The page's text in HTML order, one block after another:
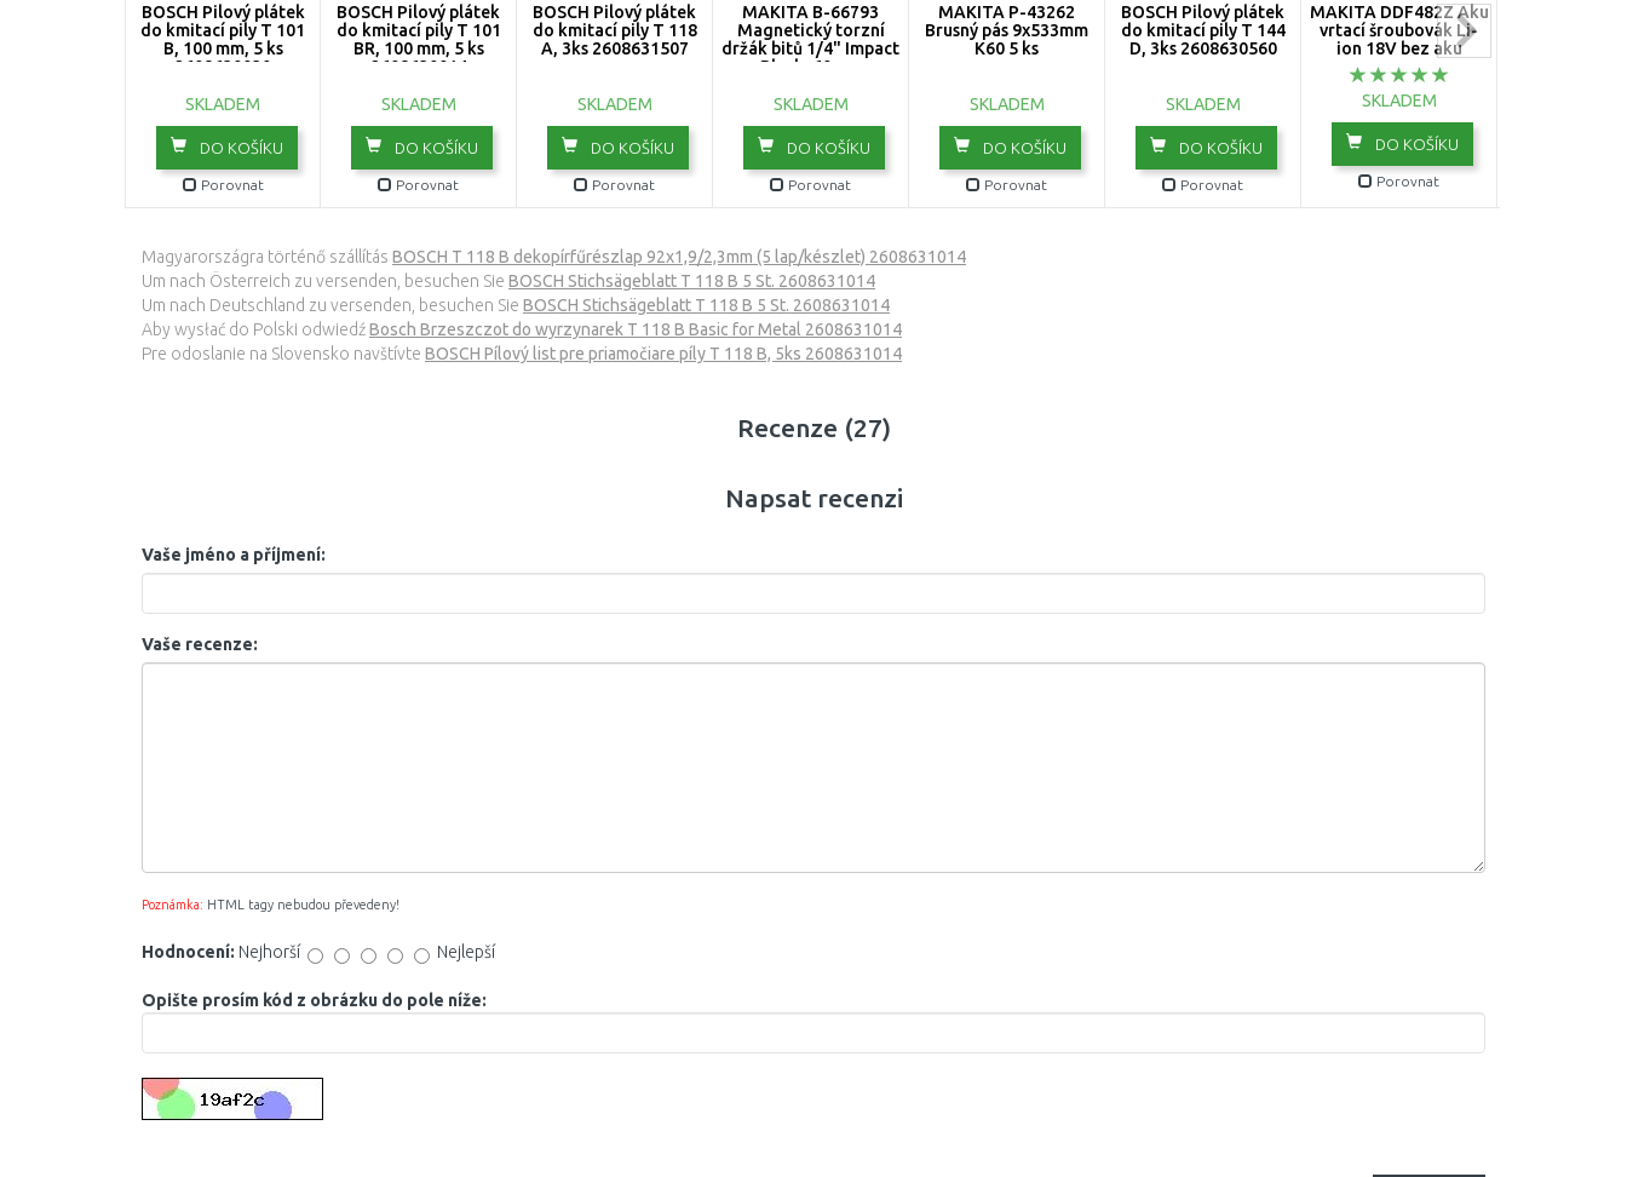
BOSCH Pilový plátek
do kmitací pily T 101
B, 100 mm, 5 ks
2608630030
SKLADEM
DO KOŠÍKU
Porovnat
BOSCH Pilový plátek
do kmitací pily T 101
BR, 100 mm, 5 ks
2608630014
SKLADEM
DO KOŠÍKU
Porovnat
BOSCH Pilový plátek
do kmitací pily T 118
A, 3ks 2608631507
SKLADEM
DO KOŠÍKU
Porovnat
MAKITA B-66793
Magnetický torzní
držák bitů 1/4" Impact
Black, 60mm
SKLADEM
DO KOŠÍKU
Porovnat
MAKITA P-43262
Brusný pás 9x533mm
K60 5 ks
SKLADEM
DO KOŠÍKU
Porovnat
BOSCH Pilový plátek
do kmitací pily T 144
D, 3ks 2608630560
SKLADEM
DO KOŠÍKU
Porovnat
MAKITA DDF482Z Aku
vrtací šroubovák Li-
ion 18V bez aku
SKLADEM
DO KOŠÍKU
Porovnat
Magyarországra történő szállítás BOSCH T 118 B dekopírfűrészlap 92x1,9/2,3mm (5 lap/készlet) 2608631014
Um nach Österreich zu versenden, besuchen Sie BOSCH Stichsägeblatt T 118 B 5 St. 2608631014
Um nach Deutschland zu versenden, besuchen Sie BOSCH Stichsägeblatt T 118 B 5 St. 2608631014
Aby wysłać do Polski odwiedźBosch Brzeszczot do wyrzynarek T 118 B Basic for Metal 2608631014
Pre odoslanie na Slovensko navštívte BOSCH Pílový list pre priamočiare píly T 118 B, 5ks 2608631014
Recenze (27)
Napsat recenzi
Vaše jméno a příjmení:
Vaše recenze:
Poznámka: HTML tagy nebudou převedeny!
Hodnocení: Nejhorší Nejlepší
Opište prosím kód z obrázku do pole níže: